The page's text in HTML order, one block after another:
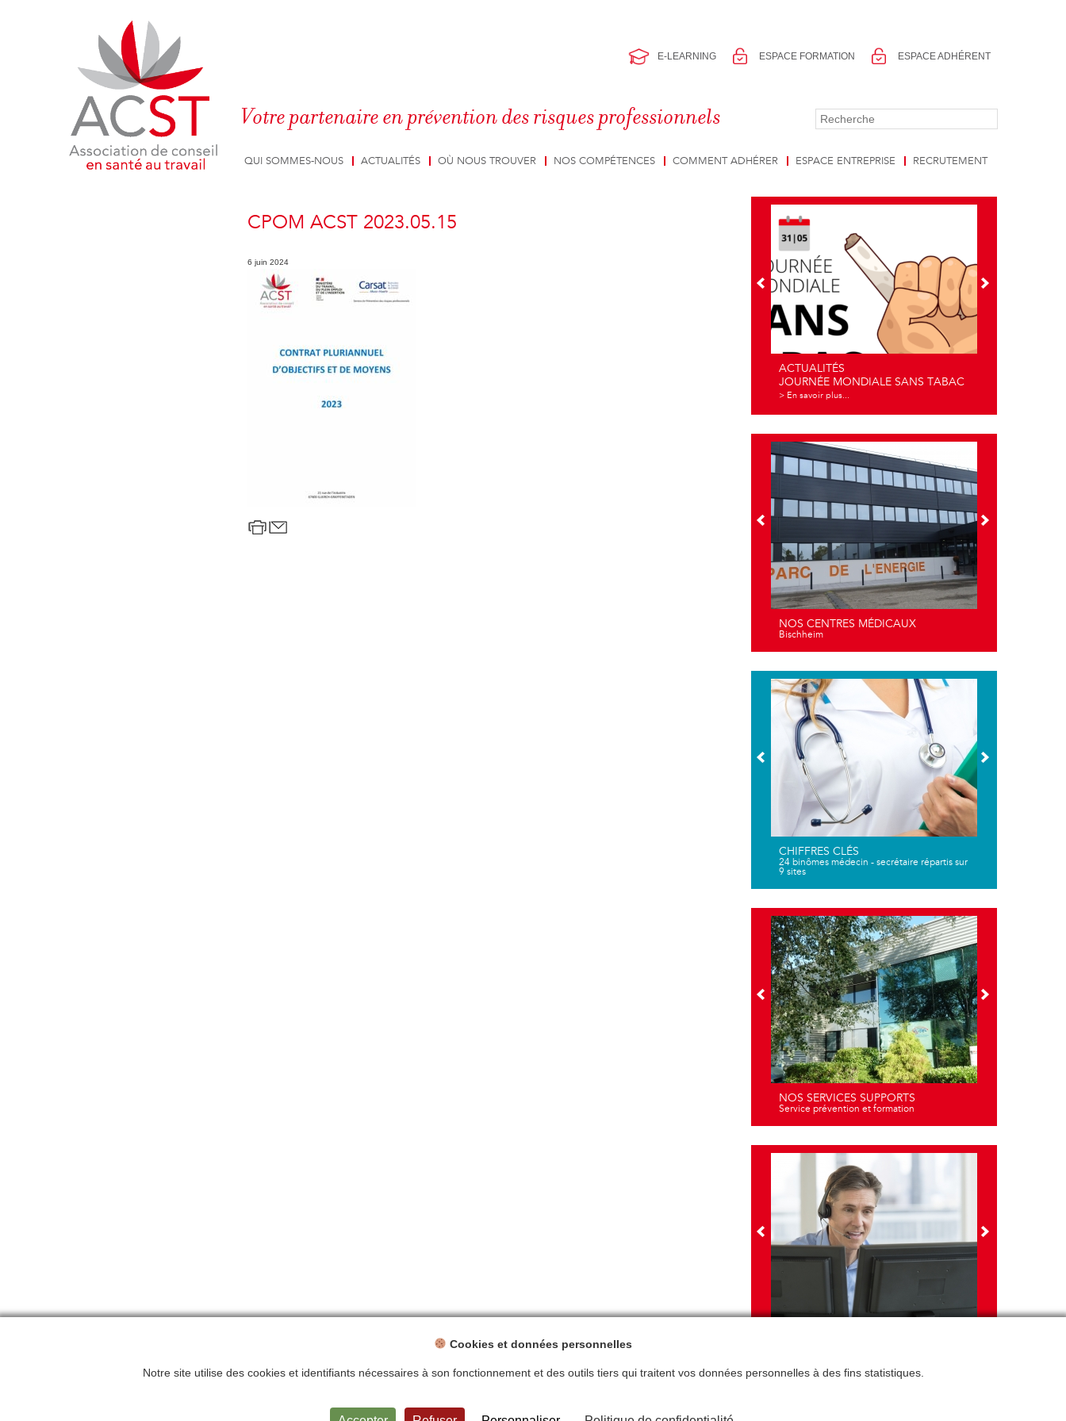
E-LEARNING ESPACE FORMATION ESPACE ADHÉRENT
Votre partenaire en prévention des risques professionnels
QUI SOMMES-NOUS ACTUALITÉS OÙ NOUS TROUVER NOS COMPÉTENCES COMMENT ADHÉRER ESPACE ENTREPRISE RECRUTEMENT
CPOM ACST 2023.05.15
6 juin 2024
ACTUALITÉS
JOURNÉE MONDIALE SANS TABAC
> En savoir plus...
NOS CENTRES MÉDICAUX
Bischheim
CHIFFRES CLÉS
24 binômes médecin - secrétaire répartis sur
9 sites
NOS SERVICES SUPPORTS
Service prévention et formation
Mentions légales Politique de confidentialité Plan du site Contact
Cookies et données personnelles
Notre site utilise des cookies et identifiants nécessaires à son fonctionnement et des outils tiers qui traitent vos données personnelles à des fins statistiques.